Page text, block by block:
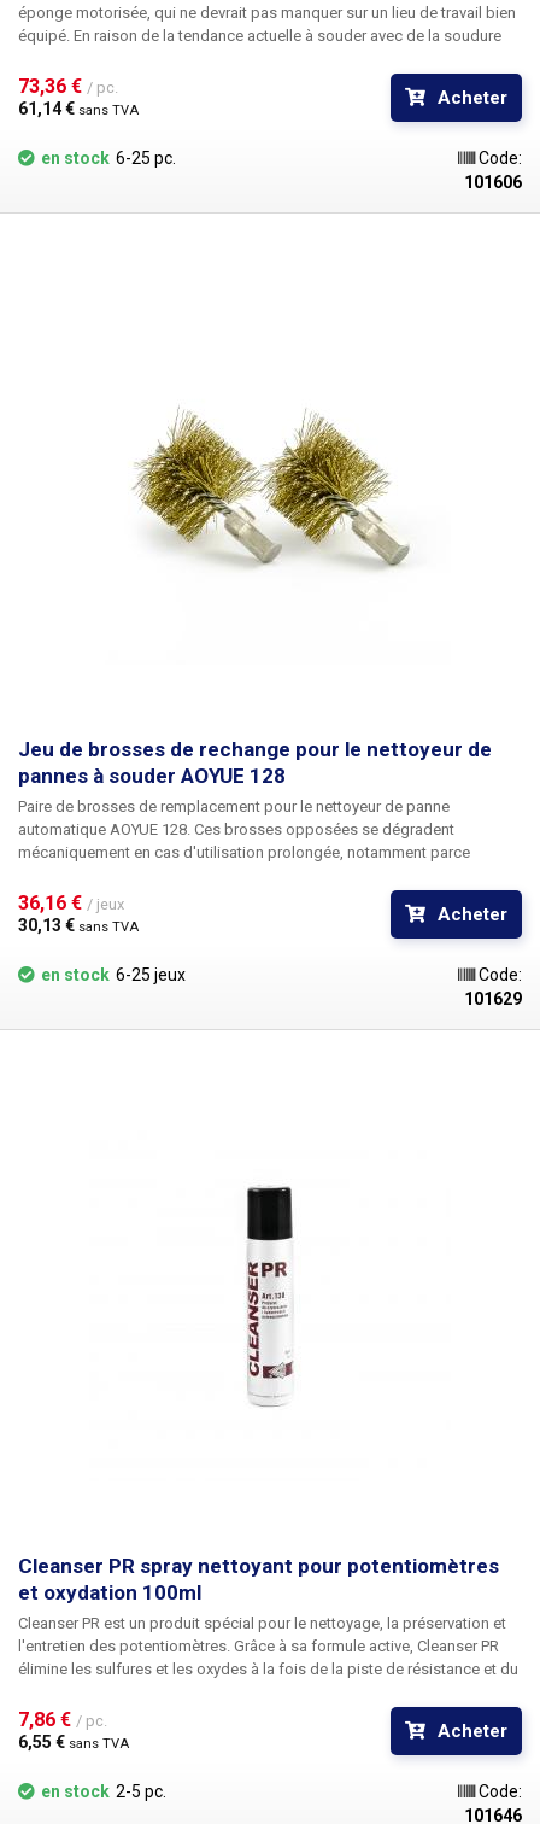
éponge motorisée, qui ne devrait pas manquer sur un lieu de travail bien
équipé. En raison de la tendance actuelle à souder avec de la soudure
naturellement les besoins de nettoyage. L'éponge humide classique
présente l'inconvénient de provoquer des chocs sur la panne lors du
nettoyage, ce qui peut provoquer des fissures sur la surface des
pannes, entraînant une dégradation plus rapide de la panne. Il est donc
préférable d'utiliser des éponges métalliques, qui ne dégagent pas
L'Aoyue 128est également une éponge métallique motorisée, ce qui
l'Aoyue 128 est très facile. Sur le châssis du nettoyeur de panne, vous
trouverez 12 trous (6 + 6 docks) sur les côtés pour les pointes de
soudure non utilisées, de sorte que vous ne les perdiez plus jamais.
L'éponge est activée par un interrupteur situé à l'arrière de l'appareil.
73,36 € / pc.
61,14 € sans TVA
Acheter
en stock 6-25 pc.
Code:
101606
Jeu de brosses de rechange pour le nettoyeur de
pannes à souder AOYUE 128
Paire de brosses de remplacement pour le nettoyeur de panne
automatique AOYUE 128. Ces brosses opposées se dégradent
mécaniquement en cas d'utilisation prolongée, notamment parce
diminue avec le temps. Il est donc conseillé de les remplacer de temps
en temps par des brosses neuves. Le pack de brosses de rechange
pour l'Aoyue 128 contient deux brosses pour un remplacement complet.
Les brosses sont composées de 85 % de cuivre et de 15 % d'acier.
L'emballage contient 2 brosses - 1 paire.
36,16 € / jeux
30,13 € sans TVA
Acheter
en stock 6-25 jeux
Code:
101629
Cleanser PR spray nettoyant pour potentiomètres
et oxydation 100ml
Cleanser PR est un produit spécial pour le nettoyage, la préservation et
l'entretien des potentiomètres. Grâce à sa formule active, Cleanser PR
élimine les sulfures et les oxydes à la fois de la piste de résistance et du
à sa formulation, Cleanser PR peut être appliqué sur tous les types de
potentiomètres. Le spray comprend également un tube d'application
pour une meilleure distribution. Volume : 100ml Substance inflammable
7,86 € / pc.
6,55 € sans TVA
Acheter
en stock 2-5 pc.
Code:
101646